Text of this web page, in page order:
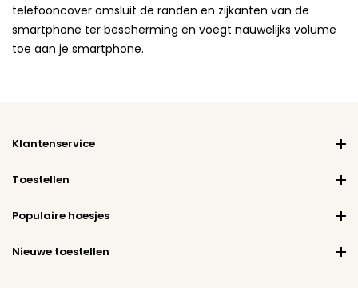
telefooncover omsluit de randen en zijkanten van de
smartphone ter bescherming en voegt nauwelijks volume
toe aan je smartphone.
Klantenservice
Toestellen
Populaire hoesjes
Nieuwe toestellen